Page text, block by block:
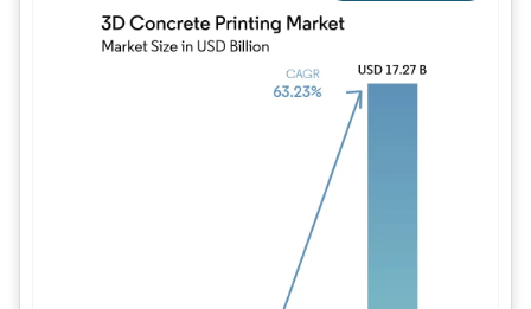
Imagen © Mordor Intelligence. El uso